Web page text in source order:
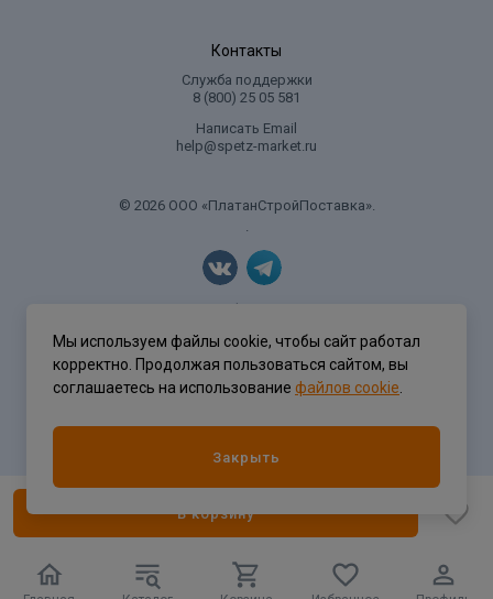
В корзину
Контакты
Служба поддержки
8 (800) 25 05 581
Написать Email
help@spetz-market.ru
© 2026 ООО «ПлатанСтройПоставка».
.
Политика конфиденциальности
Мы используем файлы cookie, чтобы сайт работал
корректно. Продолжая пользоваться сайтом, вы
соглашаетесь на использование файлов cookie
Закрыть